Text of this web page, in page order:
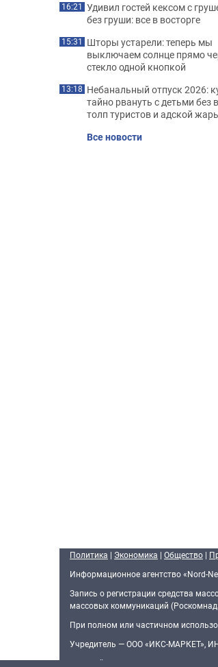
16:21 Удивил гостей кексом с
без груши: все в восторге
15:31 Шторы устарели: теперь мы
выключаем солнце прямо
стекло одной кнопкой
13:18 Небанальный отпуск 2026:
тайно рвануть с детьми без
толп туристов и адской
Все новости
Политика | Экономика | Общество |
Информационное агентство «Nord-
Запись о регистрации средства
массовых коммуникаций
При полном или частичном
Учредитель — ООО «ИКС-МАРКЕТ»,
Главный редактор — Голямин Максим